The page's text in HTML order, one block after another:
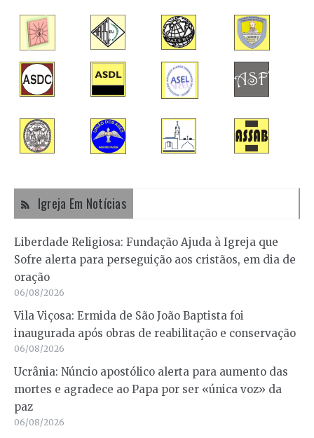
Igreja Em Notícias
Liberdade Religiosa: Fundação Ajuda à Igreja que
Sofre alerta para perseguição aos cristãos, em dia de
oração
06/08/2026
Vila Viçosa: Ermida de São João Baptista foi
inaugurada após obras de reabilitação e conservação
06/08/2026
Ucrânia: Núncio apostólico alerta para aumento das
mortes e agradece ao Papa por ser «única voz» da
paz
06/08/2026